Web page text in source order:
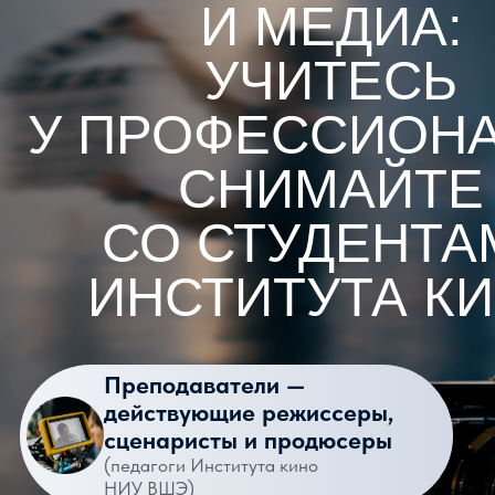
(Творческое задание +
Собеседование)
Знания для сдачи ЕГЭ
по Литературе и Русскому
языку
ПОДАТЬ
ЗАЯВКУ
Подайте заявку на программу.
С вами свяжется менеджер
и ответит на все вопросы про
поступление, вступительные
испытания и обучение в Лицее